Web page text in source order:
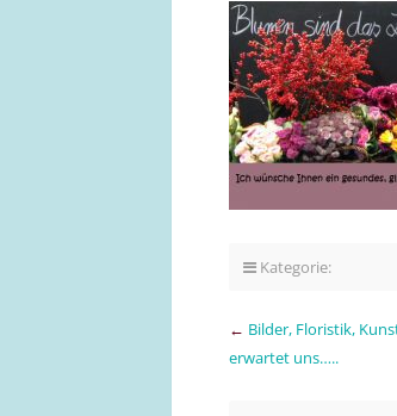
Kategorie:
← Bilder, Floristik,
erwartet uns…..